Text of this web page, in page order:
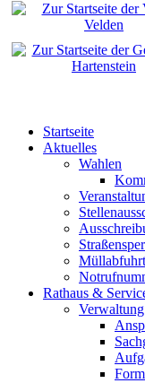
Startseite
Aktuelles
Wahlen
Rathaus &
Verwaltung